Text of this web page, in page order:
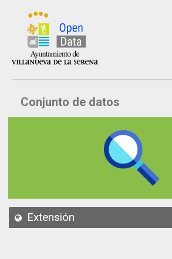
Inicio
Datos
API
Conjunto de datos
Extensión